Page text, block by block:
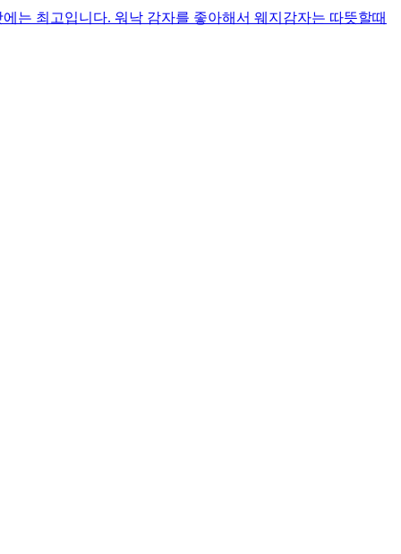
는 최고입니다. 워낙 감자를 좋아해서 웨지감자는 따뜻할때